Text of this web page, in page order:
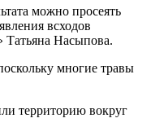
можно просеять
всходов
Насыпова.
многие травы
территорию вокруг